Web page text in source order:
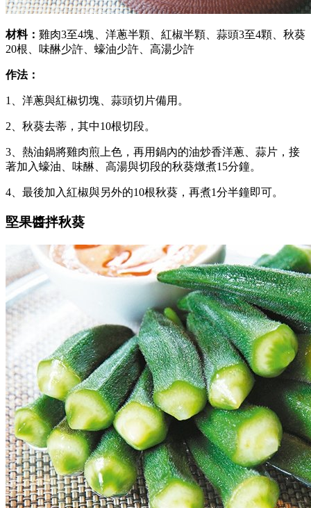
材料： 雞肉3至4塊、洋蔥半顆、紅椒半顆、蒜頭3至4顆、秋葵
20根、味醂少許、蠔油少許、高湯少許
作法：
1、洋蔥與紅椒切塊、蒜頭切片備用。
2、秋葵去蒂，其中10根切段。
3、熱油鍋將雞肉煎上色，再用鍋內的油炒香洋蔥、蒜片，接
著加入蠔油、味醂、高湯與切段的秋葵燉煮15分鐘。
4、最後加入紅椒與另外的10根秋葵，再煮1分半鐘即可。
堅果醬拌秋葵